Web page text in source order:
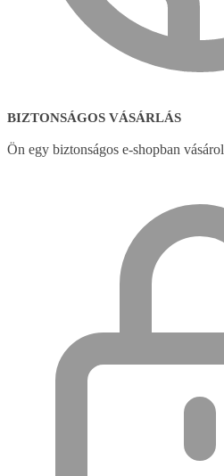
BIZTONSÁGOS VÁSÁRLÁS
Ön egy biztonságos e-shopban vásárol